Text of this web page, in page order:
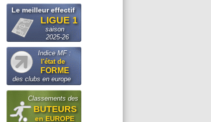
Le meilleur effectif
LIGUE 1
saison
2025-26
Indice MF :
l'état de
FORME
des clubs en europe
Classements des
BUTEURS
en EUROPE